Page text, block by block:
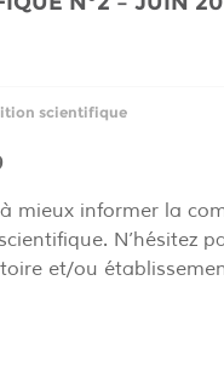
scientifique
mieux informer la
N’hésitez
et/ou